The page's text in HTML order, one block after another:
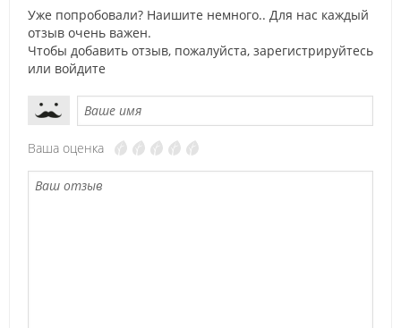
Уже попробовали? Наишите немного.. Для нас каждый
отзыв очень важен.
Чтобы добавить отзыв, пожалуйста, зарегистрируйтесь
или войдите
Ваша оценка